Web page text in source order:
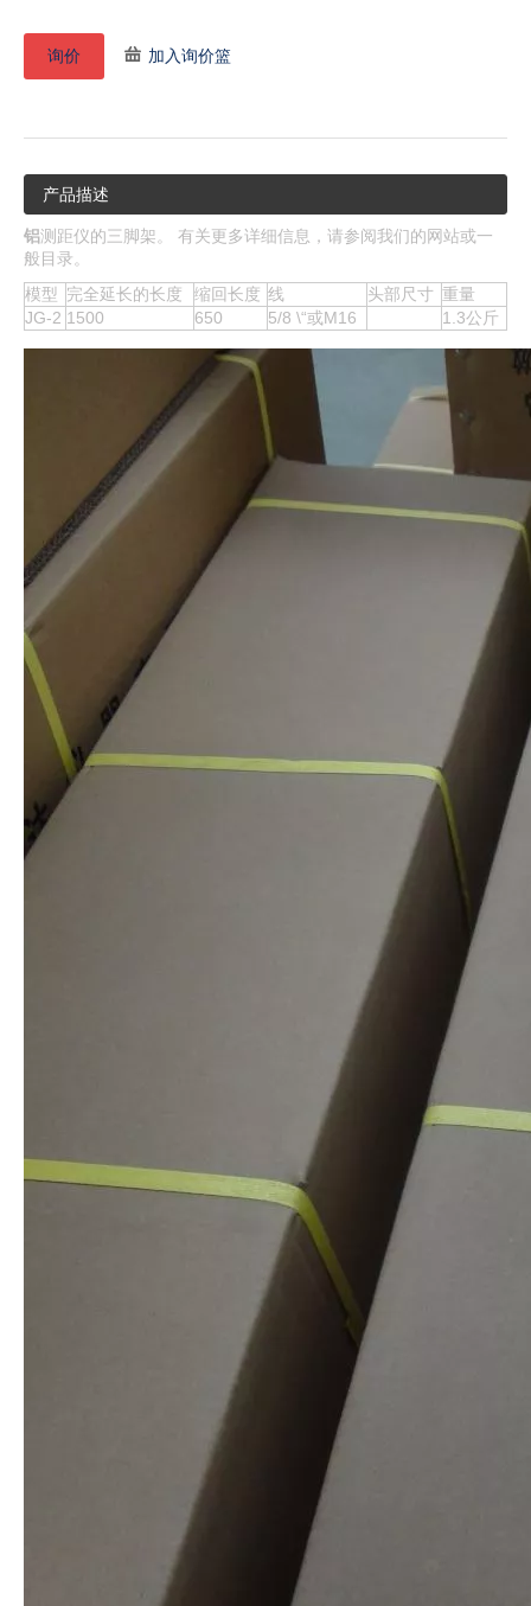
询价 加入询价篮
产品描述
铝测距仪的三脚架。 有关更多详细信息，请参阅我们的网站或一
般目录。
模型 完全延长的长度 缩回长度 线 头部尺寸 重量
JG-2 1500 650 5/8 \“或M16 1.3公斤